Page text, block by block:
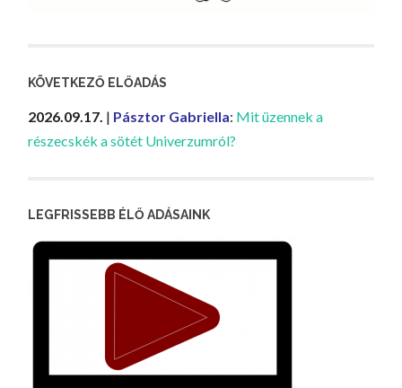
KÖVETKEZŐ ELŐADÁS
2026.09.17. | Pásztor Gabriella: Mit üzennek a
részecskék a sötét Univerzumról?
LEGFRISSEBB ÉLŐ ADÁSAINK